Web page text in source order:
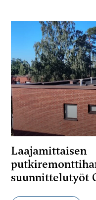
Laajamittaisen
suunnittelutyöt